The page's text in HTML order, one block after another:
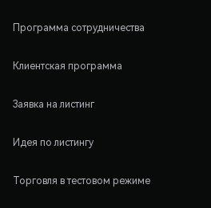
Программа сотрудничества
Клиентская программа
Заявка на листинг
Идея по листингу
Торговля в тестовом режиме